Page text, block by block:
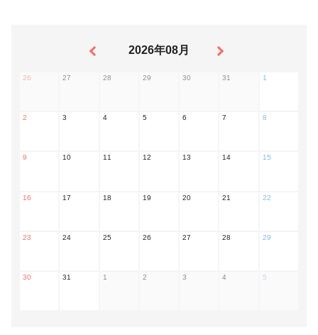
2026年08月
26 27 28 29 30 31 1
2 3 4 5 6 7 8
9 10 11 12 13 14 15
16 17 18 19 20 21 22
23 24 25 26 27 28 29
30 31 1 2 3 4 5